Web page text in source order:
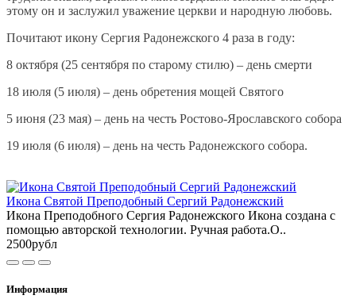
этому он и заслужил уважение церкви и народную любовь.
Почитают икону Сергия Радонежского 4 раза в году:
8 октября (25 сентября по старому стилю) – день смерти
18 июля (5 июля) – день обретения мощей Святого
5 июня (23 мая) – день на честь Ростово-Ярославского собора
19 июля (6 июля) – день на честь Радонежского собора.
Икона Святой Преподобный Сергий Радонежский
Икона Преподобного Сергия Радонежского Икона создана с
помощью авторской технологии. Ручная работа.О..
2500рубл
Информация